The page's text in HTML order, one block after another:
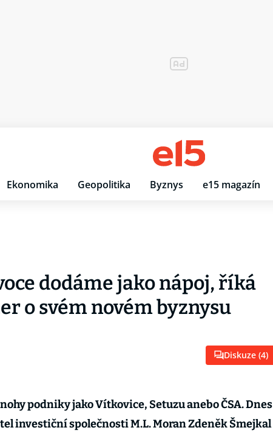
Ekonomika Geopolitika Byznys e15 magazín
dodáme jako nápoj, říká
o svém novém byznysu
Diskuze (4)
podniky jako Vítkovice, Setuzu anebo ČSA. Dnes
investiční společnosti M.L. Moran Zdeněk Šmejkal